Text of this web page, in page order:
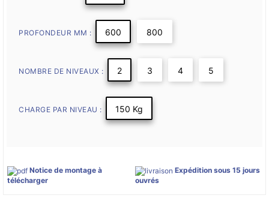
PROFONDEUR MM : 600 800
NOMBRE DE NIVEAUX : 2 3 4 5
CHARGE PAR NIVEAU : 150 Kg
Notice de montage à
télécharger
Expédition sous 15 jours
ouvrés